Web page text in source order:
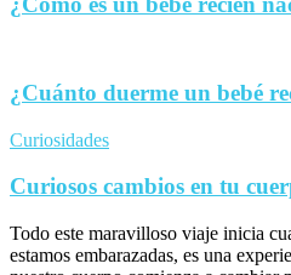
¿Cuánto duerme un bebé
Curiosidades
Curiosos cambios en tu
Todo este maravilloso viaje inicia
estamos embarazadas, es una